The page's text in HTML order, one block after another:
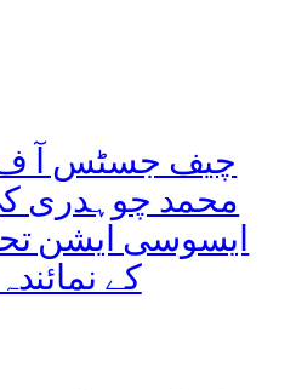
چیف جسٹس آ ف
محمد چوہدری
ایسوسی ایشن
کے